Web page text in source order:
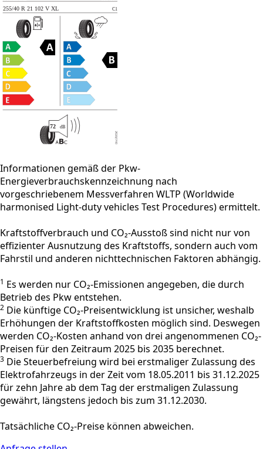
Informationen gemäß der Pkw-
Energieverbrauchskennzeichnung nach
vorgeschriebenem Messverfahren WLTP (Worldwide
harmonised Light-duty vehicles Test Procedures) ermittelt.
Kraftstoffverbrauch und CO₂-Ausstoß sind nicht nur von
effizienter Ausnutzung des Kraftstoffs, sondern auch vom
Fahrstil und anderen nichttechnischen Faktoren abhängig.
1 Es werden nur CO₂-Emissionen angegeben, die durch
Betrieb des Pkw entstehen.
2 Die künftige CO₂-Preisentwicklung ist unsicher, weshalb
Erhöhungen der Kraftstoffkosten möglich sind. Deswegen
werden CO₂-Kosten anhand von drei angenommenen CO₂-
Preisen für den Zeitraum 2025 bis 2035 berechnet.
3 Die Steuerbefreiung wird bei erstmaliger Zulassung des
Elektrofahrzeugs in der Zeit vom 18.05.2011 bis 31.12.2025
für zehn Jahre ab dem Tag der erstmaligen Zulassung
gewährt, längstens jedoch bis zum 31.12.2030.
Tatsächliche CO₂-Preise können abweichen.